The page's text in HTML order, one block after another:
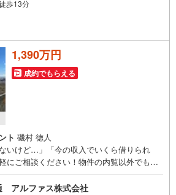
歩13分
1,390万円
成約でもらえる
ト 磯村 徳人
いけど…」「今の収入でいくら借りられ
にご相談ください！物件の内覧以外でも、
承ります。
アルファス株式会社